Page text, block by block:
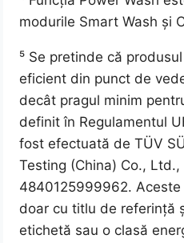
modurile Smart Wash și
⁵ Se pretinde că
eficient din punct de
decât pragul minim
definit în Regulamentul
fost efectuată de TÜV
Testing (China) Co., Ltd.,
4840125999962.
doar cu titlu de referință
etichetă sau o clasă